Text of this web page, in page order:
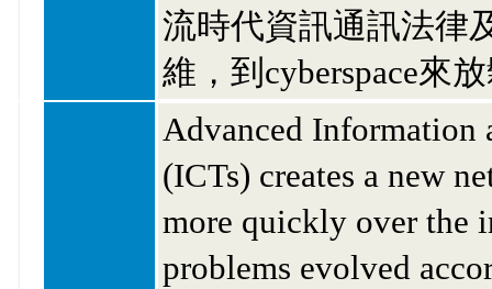
流時代資訊通訊法律
維，到cyberspace來
Advanced Information
(ICTs) creates a new
more quickly over the
problems evolved